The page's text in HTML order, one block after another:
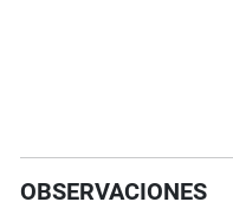
OBSERVACIONES